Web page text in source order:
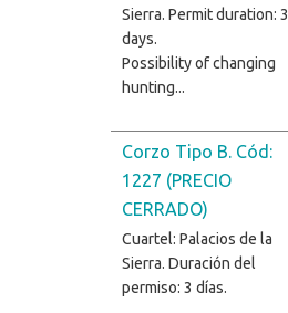
Sierra. Permit duration: 3
days.
Possibility of changing
hunting...
Corzo Tipo B. Cód:
1227 (PRECIO
CERRADO)
Cuartel: Palacios de la
Sierra. Duración del
permiso: 3 días.